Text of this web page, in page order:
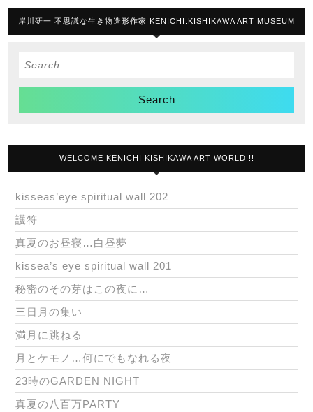
岸川研一 不思議な生き物造形作家 KENICHI.KISHIKAWA ART MUSEUM
Search
WELCOME KENICHI KISHIKAWA ART WORLD !!
kisseas’eye spiritual wall 202
護符
真夏のお昼寝…白昼夢
kissea’s eye spiritual wall 201
秘密のその芽はこの夜に…
三日月の集い
満月に跳ねる
月とケモノ…何にでもなれる夜
23時のGARDEN NIGHT
真夏の八百万PARTY